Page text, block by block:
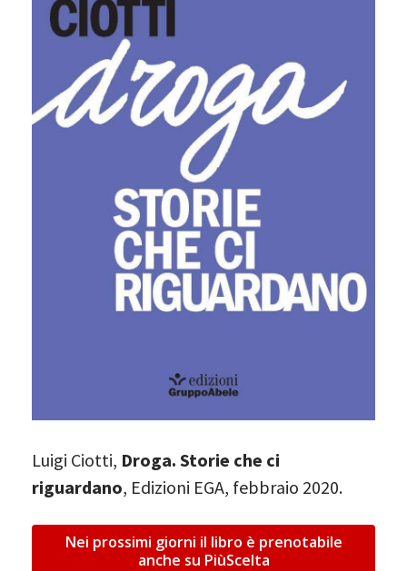
Luigi Ciotti, Droga. Storie che ci
riguardano, Edizioni EGA, febbraio 2020.
Nei prossimi giorni il libro è prenotabile
anche su PiùScelta